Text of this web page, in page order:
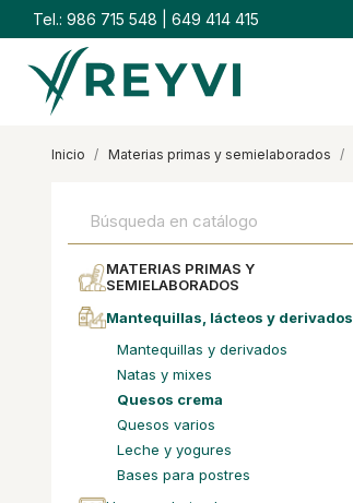
Tel.: 986 715 548 649 414 415
inicio materias primas y semielaborados
MATERIAS PRIMAS Y
SEMIELABORADOS
mantequillas, lácteos y derivados
mantequillas y derivados
natas y mixes
quesos crema
quesos varios
leche y yogures
bases para postres